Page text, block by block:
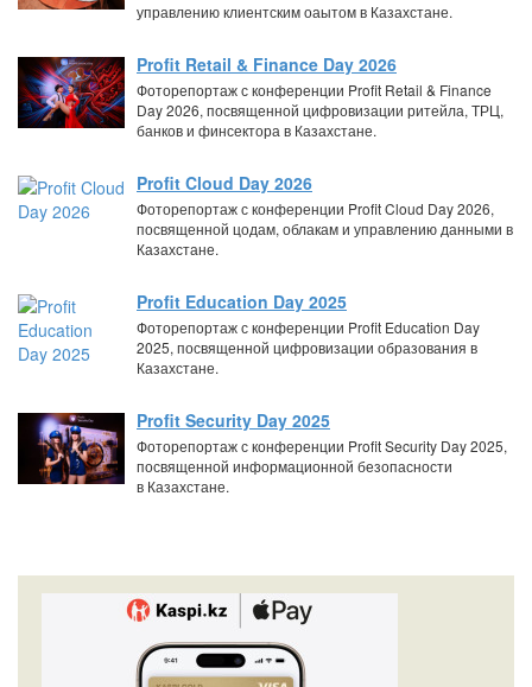
управлению клиентским оаытом в Казахстане.
Profit Retail & Finance Day 2026
Фоторепортаж с конференции Profit Retail & Finance
Day 2026, посвященной цифровизации ритейла, ТРЦ,
банков и финсектора в Казахстане.
Profit Cloud Day 2026
Фоторепортаж с конференции Profit Cloud Day 2026,
посвященной цодам, облакам и управлению данными в
Казахстане.
Profit Education Day 2025
Фоторепортаж с конференции Profit Education Day
2025, посвященной цифровизации образования в
Казахстане.
Profit Security Day 2025
Фоторепортаж с конференции Profit Security Day 2025,
посвященной информационной безопасности
в Казахстане.